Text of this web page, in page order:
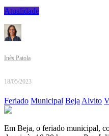
Atualidade
Inês Patola
18/05/2023
Feriado Municipal BejaAlvito
Em Beja, o feriado municipal,